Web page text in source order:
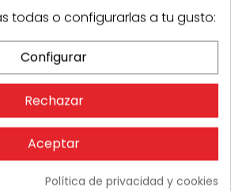
todas o configurarlas a tu gusto:
Configurar
Rechazar
Aceptar
Política de privacidad y cookies